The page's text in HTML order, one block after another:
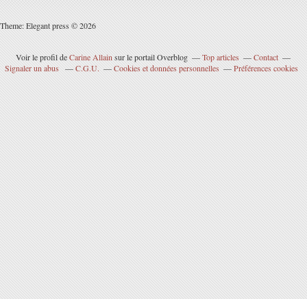
Theme: Elegant press © 2026
Voir le profil deCarine Allain sur le portail Overblog Top articles
Contact
Signaler un abus
C.G.U. Cookies et données personnelles Préférences cookies